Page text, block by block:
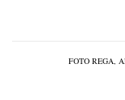
FOTO REGA,